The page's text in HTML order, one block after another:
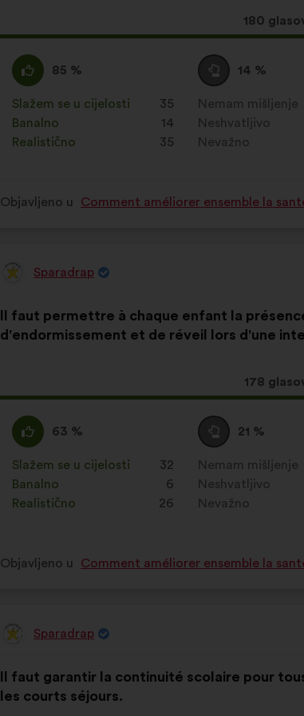
Ovaj
prijedlog
180
Slažem
:
85 %
Za
navedeni
je
prijedlog
stavljena
Slažem se u cijelosti
: 35
put
Banalno
: 14
put
Realistično
: 35
put
Niti
se
slažem
niti
neslažem
14 %
Za
navedeni
je
prijedlog
stavljena
Nemam mišljenje
:put
Neshvatljivo
:put
Nevažno
:put
Objavljeno u Comment améliorer ensemble la
Prijedlog
Sparadrap
prijedloga:
Il faut permettre à chaque enfant la
d'endormissement et de réveil lors d'une
Ovaj
prijedlog
178
raspodjelu:
Slažem
:
63 %
Za
navedeni
je
prijedlog
stavljena
Slažem se u cijelosti
: 32
put
Banalno
: 6
put
Realistično
: 26
put
Niti
se
slažem
niti
neslažem
21 %
Za
navedeni
je
prijedlog
stavljena
Nemam mišljenje
:put
Neshvatljivo
:put
Nevažno
:put
Objavljeno u Comment améliorer ensemble la
Prijedlog
Sparadrap
prijedloga:
Il faut garantir la continuité scolaire pour
les courts séjours.
raspodjelu: